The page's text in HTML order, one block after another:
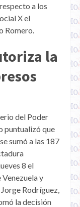
a los
X el
Romero.
la
del Poder
puntualizó que
sumó a las 187
8 el
y
Rodríguez,
la decisión